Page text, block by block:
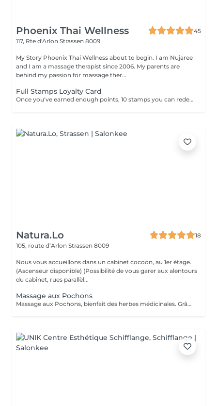
Phoenix Thai Wellness
45
117, Rte d'Arlon Strassen 8009
My Story Phoenix Thai Wellness about to begin. I am Nujaree
and I am a massage therapist since 2006. My parents are
behind my passion for massage ther...
Full Stamps Loyalty Card
Once you've earned enough points, 10 stamps you can redeem them for a discount 30 minutes free.
Natura.Lo
18
105, route d’Arlon Strassen 8009
Nous vous accueillons dans un cabinet cocoon, au 1er étage.
(Ascenseur disponible) (Possibilité de vous garer aux alentours
du cabinet, rues parallèl...
Massage aux Pochons
Massage aux Pochons, bienfait des herbes médicinales. Grâce aux pochons de plantes aromatiques et chaudes, on obtient une profonde relaxation des muscles, une bonne circulation, exfoliant et l'annulation des blocages musculaires. Attention: ce massage ne convient pas aux femmes enceintes, aux personnes hémophiles, aux personnes ayant des problèmes cardiaques. (Si vous le souhaitez après le soin, vous repartirez avec vos pochons, soit pour un prochain massage soit à utiliser dans un bain et continuer à profiter des bienfaits des herbes, ou encore comme exfoliant sous la douche. 10€/pochons seront facturés en supplément)